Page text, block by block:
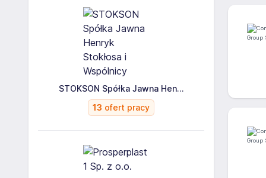
STOKSON Spółka Jawna Hen...
13 ofert pracy